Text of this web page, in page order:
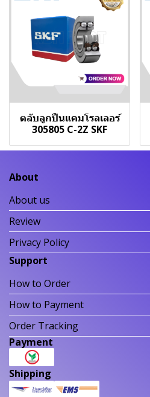
ตลับลูกปืนแคมโรลเลอร์
305805 C-2Z SKF
About
About us
Review
Privacy Policy
Support
How to Order
How to Payment
Order Tracking
Payment
Shipping